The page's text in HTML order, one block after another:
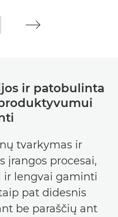
ir patobulinta
tvarkymas ir
įrangos procesai,
ir lengvai gaminti
pat didesnis
be paraščių ant